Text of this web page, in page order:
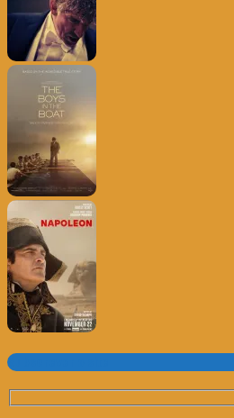
Subscrever o site